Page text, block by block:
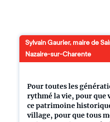
Pour toutes les
rythmé la vie, pour que
ce patrimoine
village, pour que tous
Sylvain Gaurier, maire de
Nazaire-sur-Charente